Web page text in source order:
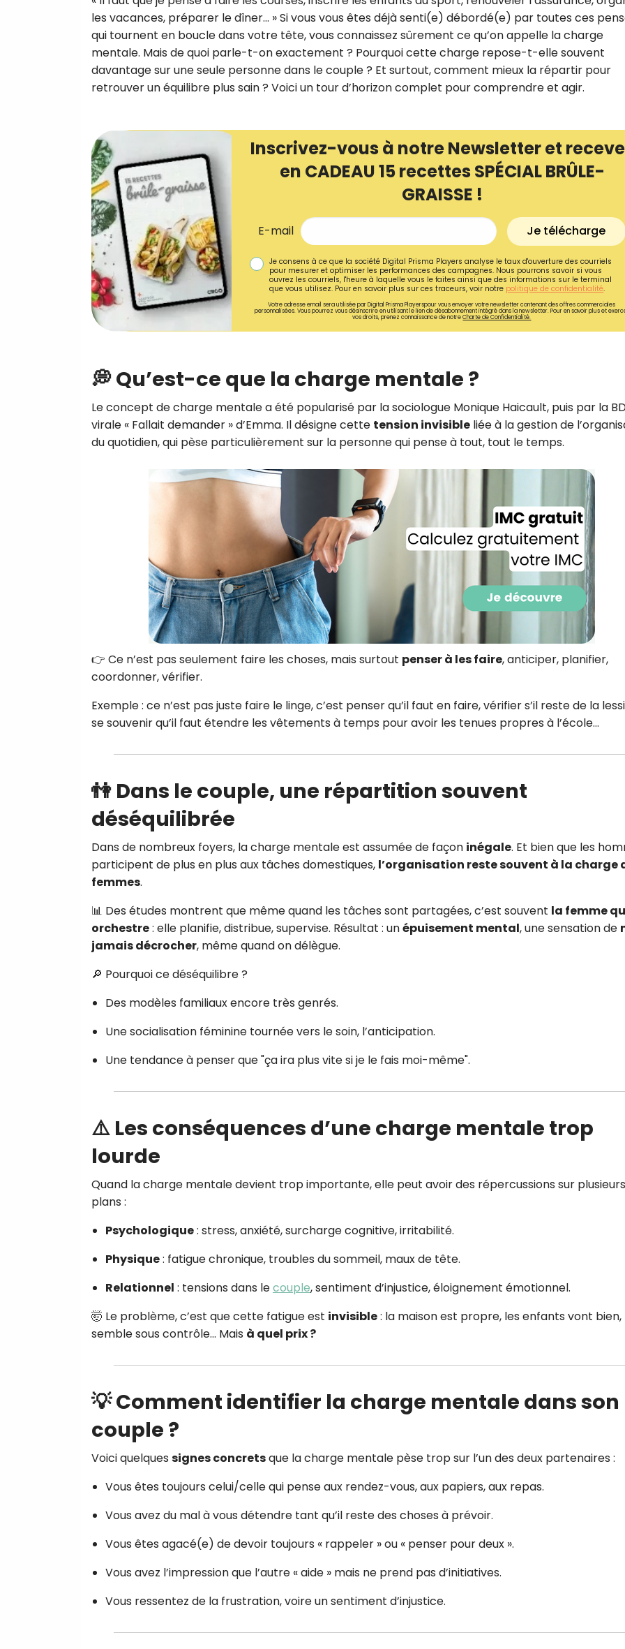
les vacances, préparer le dîner… » Si vous vous êtes déjà senti(e) débordé(e) par toutes ces
qui tournent en boucle dans votre tête, vous connaissez sûrement ce qu’on appelle la charge
mentale. Mais de quoi parle-t-on exactement ? Pourquoi cette charge repose-t-elle souvent
davantage sur une seule personne dans le couple ? Et surtout, comment mieux la répartir pour
retrouver un équilibre plus sain ? Voici un tour d’horizon complet pour comprendre et agir.
Inscrivez-vous à notre Newsletter et
en CADEAU 15 recettes SPÉCIAL BRÛLE-
GRAISSE !
E-mail Je télécharge
Je consens à ce que la société Digital Prisma Players analyse le taux d'ouverture des courriels
pour mesurer et optimiser les performances des campagnes. Nous pourrons savoir si vous
ouvrez les courriels, l'heure à laquelle vous le faites ainsi que des informations sur le terminal
que vous utilisez. Pour en savoir plus sur ces traceurs, voir notre politique de confidentialité.
Votre adresse email sera utilisée par Digital Prisma Playerspour vous envoyer votre newsletter contenant des offres commerciales
personnalisées. Vous pourrez vous désinscrire en utilisant le lien de désabonnement intégré dans la newsletter. Pour en savoir plus et
vos droits, prenez connaissance de notreCharte de Confidentialité.
💭 Qu’est-ce que la charge mentale ?
Le concept de charge mentale a été popularisé par la sociologue Monique Haicault, puis par la
virale « Fallait demander » d’Emma. Il désigne cette tension invisible liée à la gestion de
du quotidien, qui pèse particulièrement sur la personne qui pense à tout, tout le temps.
👉 Ce n’est pas seulement faire les choses, mais surtout penser à les faire, anticiper, planifier,
coordonner, vérifier.
Exemple : ce n’est pas juste faire le linge, c’est penser qu’il faut en faire, vérifier s’il reste de la
se souvenir qu’il faut étendre les vêtements à temps pour avoir les tenues propres à l’école…
👫 Dans le couple, une répartition souvent
déséquilibrée
Dans de nombreux foyers, la charge mentale est assumée de façon inégale. Et bien que les
participent de plus en plus aux tâches domestiques, l’organisation reste souvent à la charge
femmes.
📊 Des études montrent que même quand les tâches sont partagées, c’est souvent la femme
orchestre: elle planifie, distribue, supervise. Résultat : unépuisement mental, une sensation de
jamais décrocher, même quand on délègue.
🔎 Pourquoi ce déséquilibre ?
Des modèles familiaux encore très genrés.
Une socialisation féminine tournée vers le soin, l’anticipation.
Une tendance à penser que "ça ira plus vite si je le fais moi-même".
⚠️ Les conséquences d’une charge mentale trop
lourde
Quand la charge mentale devient trop importante, elle peut avoir des répercussions sur plusieurs
plans :
Psychologique: stress, anxiété, surcharge cognitive, irritabilité.
Physique: fatigue chronique, troubles du sommeil, maux de tête.
Relationnel : tensions dans lecouple, sentiment d’injustice, éloignement émotionnel.
🤯 Le problème, c’est que cette fatigue est invisible: la maison est propre, les enfants vont
semble sous contrôle… Mais à quel prix ?
💡 Comment identifier la charge mentale dans son
couple ?
Voici quelques signes concretsque la charge mentale pèse trop sur l’un des deux partenaires :
Vous êtes toujours celui/celle qui pense aux rendez-vous, aux papiers, aux repas.
Vous avez du mal à vous détendre tant qu’il reste des choses à prévoir.
Vous êtes agacé(e) de devoir toujours « rappeler » ou « penser pour deux ».
Vous avez l’impression que l’autre « aide » mais ne prend pas d’initiatives.
Vous ressentez de la frustration, voire un sentiment d’injustice.
Recevez gratuitement
CROQ.
Je consens à ce que la société
Prisma Players analyse le taux
des courriels pour mesurer et
performances des campagnes.
pourrons savoir si vous ouvrez les
l'heure à laquelle vous le faites ainsi
des informations sur le terminal que
utilisez. Pour en savoir plus sur ces
politique de confidentialité
Je reçois mon cadeau !
Votre adresse email sera utilisée par Digital Prisma
personnalisées. Vous pourrez vous désinscrire en
désabonnement intégré dans la newsletter. Pour en